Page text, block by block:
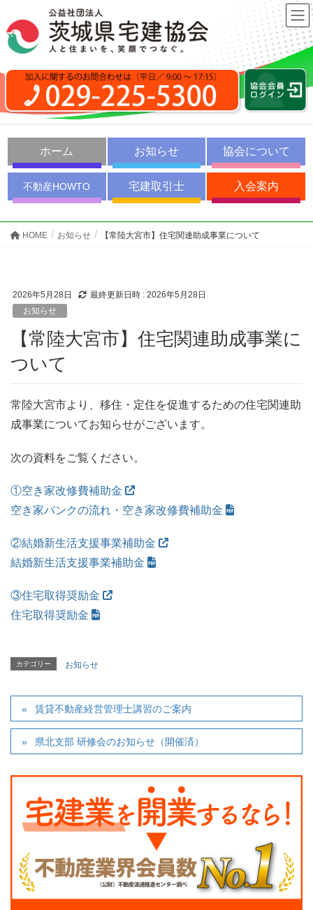
ホーム お知らせ 協会について
不動産HOWTO 宅建取引士 入会案内
HOME お知らせ 【常陸大宮市】住宅関連助成事業について
2026年5月28日 最終更新日時 : 2026年5月28日
お知らせ
【常陸大宮市】住宅関連助成事業に
ついて
常陸大宮市より、移住・定住を促進するための住宅関連助
成事業についてお知らせがございます。
次の資料をご覧ください。
①空き家改修費補助金
空き家バンクの流れ・空き家改修費補助金
②結婚新生活支援事業補助金
結婚新生活支援事業補助金
③住宅取得奨励金
住宅取得奨励金
カテゴリー お知らせ
賃貸不動産経営管理士講習のご案内
県北支部 研修会のお知らせ（開催済）